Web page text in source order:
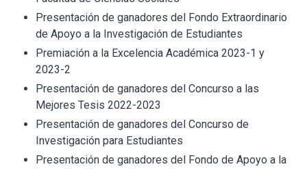
Presentación de ganadores del Fondo Extraordinario
de Apoyo a la Investigación de Estudiantes
Premiación a la Excelencia Académica 2023-1 y
2023-2
Presentación de ganadores del Concurso a las
Mejores Tesis 2022-2023
Presentación de ganadores del Concurso de
Investigación para Estudiantes
Presentación de ganadores del Fondo de Apoyo a la